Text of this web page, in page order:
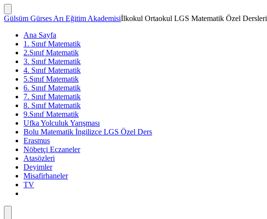
İçeriğe
atla
Arama
Çubuğunu
Göster/Gizle
Gülsüm Gürses Arı Eğitim Akademisiİlkokul Ortaokul LGS Matematik Özel Dersleri
Ana Sayfa
1. Sınıf Matematik
2.Sınıf Matematik
3. Sınıf Matematik
4. Sınıf Matematik
5.Sınıf Matematik
6. Sınıf Matematik
7. Sınıf Matematik
8. Sınıf Matematik
9.Sınıf Matematik
Ufka Yolculuk Yarışması
Bolu Matematik İngilizce LGS Özel Ders
Erasmus
Nöbetçi Eczaneler
Atasözleri
Deyimler
Misafirhaneler
TV